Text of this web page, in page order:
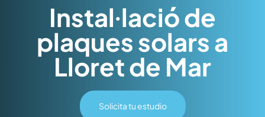
Instal·lació de
plaques solars a
Lloret de Mar
Solicita tu estudio